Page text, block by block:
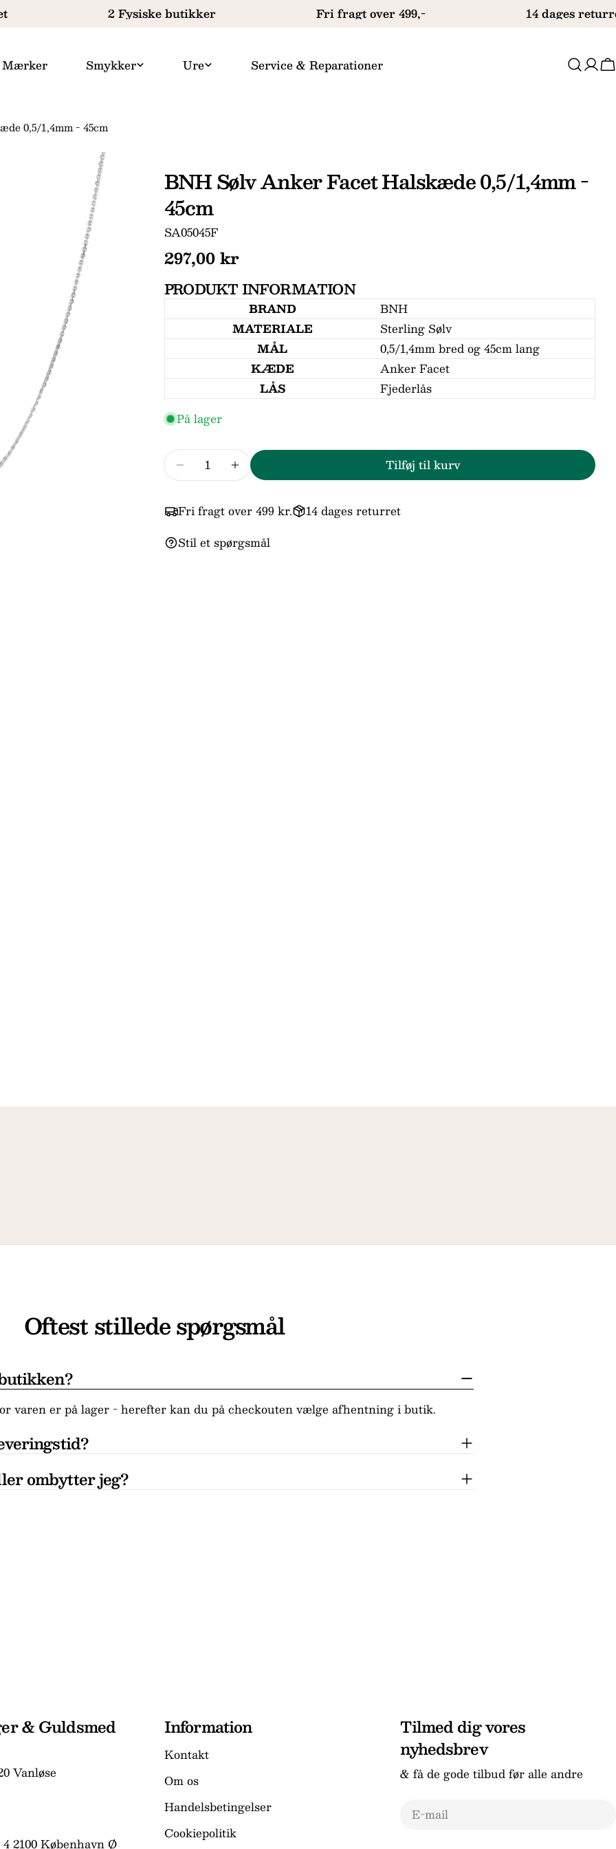
2 Fysiske butikker Fri fragt over 499,- 14 dages
Mærker Smykker Ure Service & Reparationer
0,5/1,4mm - 45cm
BNH Sølv Anker Facet Halskæde 0,5/1,4mm -
45cm
SKU:
SA05045F
Normal
pris
297,00 kr
PRODUKT INFORMATION
BRAND
BNH
MATERIALE
Sterling Sølv
MÅL
0,5/1,4mm bred og 45cm lang
KÆDE
Anker Facet
LÅS
Fjederlås
På lager
Reducer mængden for BNH Sølv Anker Facet Halskæde 0,5/1,4mm -
Forøg mængden for BNH Sølv Anker Facet Halskæde 0,5/
Tilføj til kurv
Fri fragt over 499 kr.
14 dages returret
Stil et spørgsmål
Stil et spørgsmål
Dit
navn
Oftest stillede spørgsmål
varen er på lager - herefter kan du på checkouten vælge afhentning i butik.
ombytter jeg?
& Guldsmed
Vanløse
2100 København Ø
Information
Kontakt
Om os
Handelsbetingelser
Cookiepolitik
Tilmed dig vores
nyhedsbrev
& få de gode tilbud før alle andre
E-